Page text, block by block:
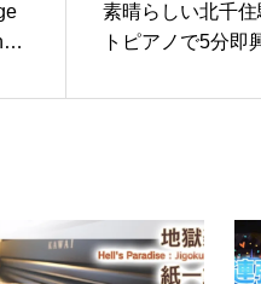
素晴らしい北千
トピアノで5分即
ゾール～私の宝
人かわせひろし♪